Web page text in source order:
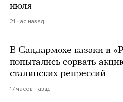
июля
21 час назад
В Сандармохе казаки и
попытались сорвать
сталинских репрессий
17 часов назад